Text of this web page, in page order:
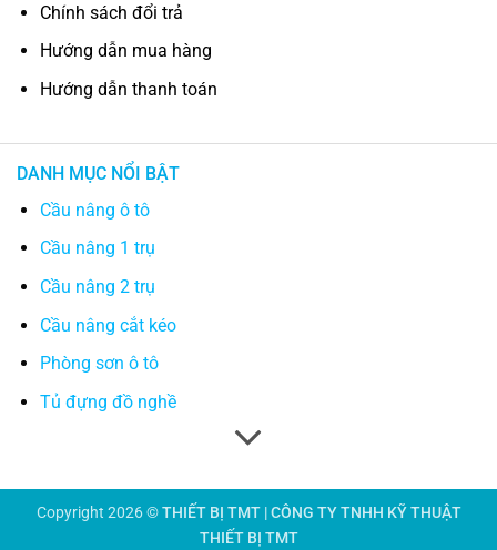
Chính sách đổi trả
Hướng dẫn mua hàng
Hướng dẫn thanh toán
DANH MỤC NỔI BẬT
Cầu nâng ô tô
Cầu nâng 1 trụ
Cầu nâng 2 trụ
Cầu nâng cắt kéo
Phòng sơn ô tô
Tủ đựng đồ nghề
Copyright 2026 ©THIẾT BỊ TMT | CÔNG TY TNHH KỸ THUẬT
THIẾT BỊ TMT